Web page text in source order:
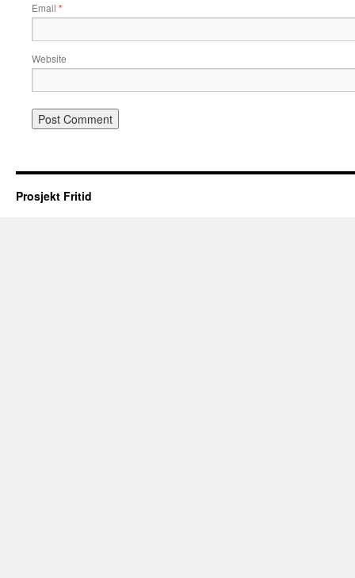
Email *
Website
Prosjekt Fritid